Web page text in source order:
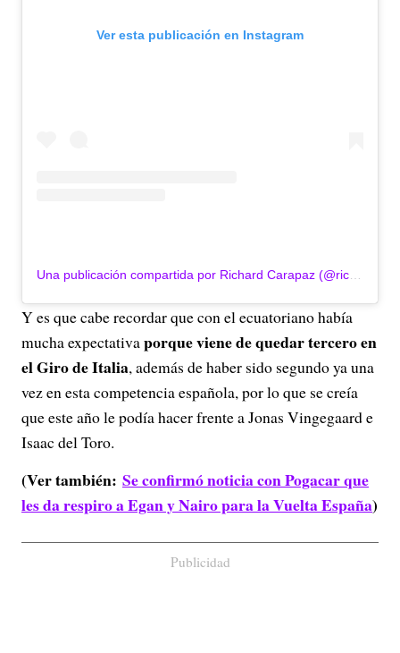
Ver esta publicación en Instagram
Y es que cabe recordar que con el ecuatoriano había
mucha expectativaporque viene de quedar tercero en
el Giro de Italia, además de haber sido segundo ya una
vez en esta competencia española, por lo que se creía
que este año le podía hacer frente a Jonas Vingegaard e
Isaac del Toro.
(Ver también: Se confirmó noticia con Pogacar que
les da respiro a Egan y Nairo para la Vuelta España)
Publicidad